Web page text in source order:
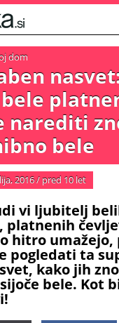
dom
narediti
bele
2016/ pred 10 let
vi ljubitelj
platnenih
hitro umažejo,
pogledati ta
kako jih
bele. Kot